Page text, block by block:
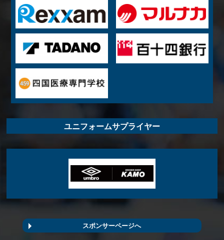
ユニフォームサプライヤー
スポンサーページへ